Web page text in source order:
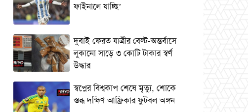
ফাইনালে যাচ্ছি’
দুবাই ফেরত যাত্রীর বেল্ট-অন্তর্বাসে
লুকানো সাড়ে ৩ কোটি টাকার স্বর্ণ
উদ্ধার
স্বপ্নের বিশ্বকাপ শেষে মৃত্যু, শোকে
স্তব্ধ দক্ষিণ আফ্রিকার ফুটবল অঙ্গন